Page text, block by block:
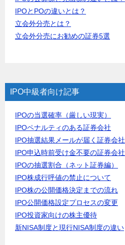
IPOとPOの違いとは？
立会外分売とは？
立会外分売にお勧めの証券5選
IPO中級者向け記事
IPOの当選確率（厳しい現実）
IPOペナルティのある証券会社
IPO抽選結果メールが届く証券会社
IPO申込時前受け金不要の証券会社
IPOの抽選割合（ネット証券編）
IPO株成行呼値の禁止について
IPO株の公開価格決定までの流れ
IPO公開価格設定プロセスの変更
IPO投資家向けの株主優待
新NISA制度と現行NISA制度の違い